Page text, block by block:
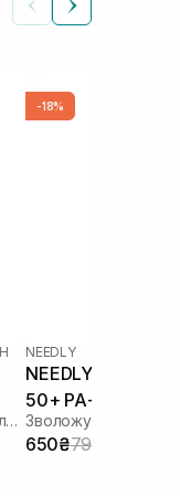
Зволожуючий сонцезахисний крем для обличчя з гіалуроновою кислотою
-18%
NEEDLY
NEEDLY Vegan
50+ PA++++ 50
650₴790₴